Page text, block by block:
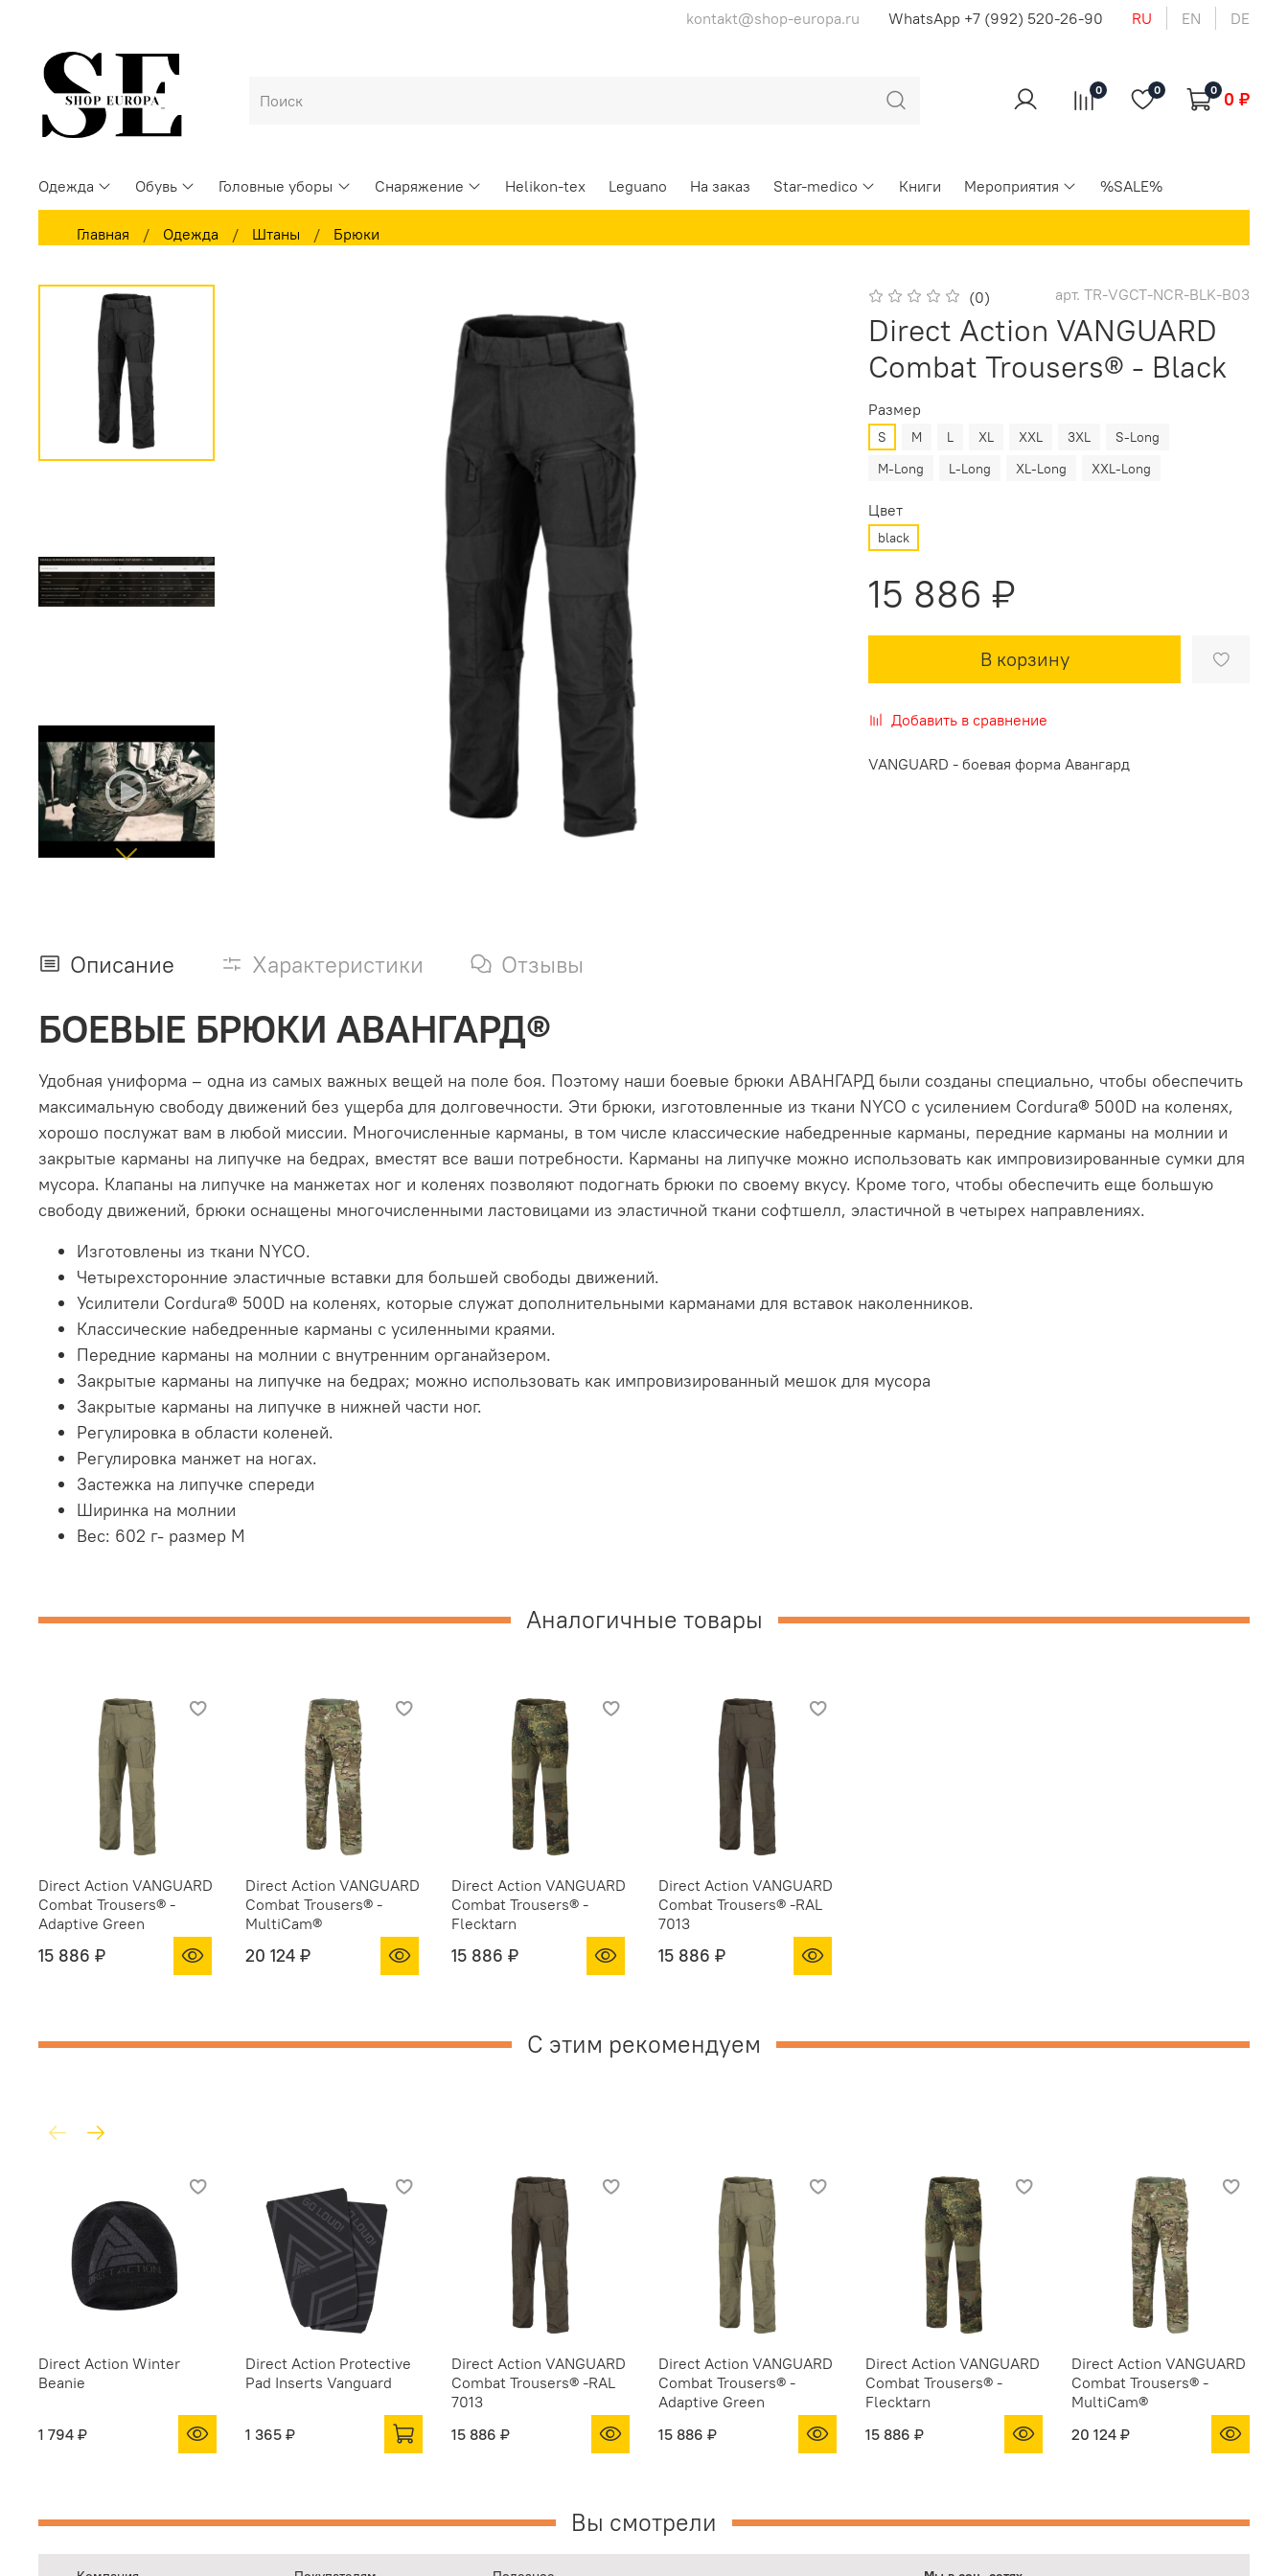
kontakt@shop-europa.ru WhatsApp +7 (992) 520-26-90 RU EN DE
0 0 0 0 ₽
Одежда Обувь Головные уборы Снаряжение Helikon-tex Leguano На заказ Star-medico Книги Мероприятия %SALE%
Главная Одежда Штаны Брюки
(0) арт. TR-VGCT-NCR-BLK-B03
Direct Action VANGUARD
Combat Trousers® - Black
Размер
S M L XL XXL 3XL
S-Long
M-Long
L-Long XL-Long XXL-Long
Цвет
black
15 886 ₽
В корзину
Добавить в сравнение
VANGUARD - боевая форма Авангард
Описание Характеристики Отзывы
БОЕВЫЕ БРЮКИ АВАНГАРД®
Удобная униформа – одна из самых важных вещей на поле боя. Поэтому наши боевые брюки АВАНГАРД были созданы специально, чтобы обеспечить
максимальную свободу движений без ущерба для долговечности. Эти брюки, изготовленные из ткани NYCO с усилением Cordura® 500D на коленях,
хорошо послужат вам в любой миссии. Многочисленные карманы, в том числе классические набедренные карманы, передние карманы на молнии и
закрытые карманы на липучке на бедрах, вместят все ваши потребности. Карманы на липучке можно использовать как импровизированные сумки для
мусора. Клапаны на липучке на манжетах ног и коленях позволяют подогнать брюки по своему вкусу. Кроме того, чтобы обеспечить еще большую
свободу движений, брюки оснащены многочисленными ластовицами из эластичной ткани софтшелл, эластичной в четырех направлениях.
Изготовлены из ткани NYCO.
Четырехсторонние эластичные вставки для большей свободы движений.
Усилители Cordura® 500D на коленях, которые служат дополнительными карманами для вставок наколенников.
Классические набедренные карманы с усиленными краями.
Передние карманы на молнии с внутренним органайзером.
Закрытые карманы на липучке на бедрах; можно использовать как импровизированный мешок для мусора
Закрытые карманы на липучке в нижней части ног.
Регулировка в области коленей.
Регулировка манжет на ногах.
Застежка на липучке спереди
Ширинка на молнии
Вес: 602 г- размер M
Аналогичные товары
Direct Action VANGUARD
Combat Trousers® -
Adaptive Green
15 886 ₽
Direct Action VANGUARD
Combat Trousers® -
MultiCam®
20 124 ₽
Direct Action VANGUARD
Combat Trousers® -
Flecktarn
15 886 ₽
Direct Action VANGUARD
Combat Trousers® -RAL
7013
15 886 ₽
С этим рекомендуем
Direct Action Winter
Beanie
1 794 ₽
Direct Action Protective
Pad Inserts Vanguard
1 365 ₽
Direct Action VANGUARD
Combat Trousers® -RAL
7013
15 886 ₽
Direct Action VANGUARD
Combat Trousers® -
Adaptive Green
15 886 ₽
Direct Action VANGUARD
Combat Trousers® -
Flecktarn
15 886 ₽
Direct Action VANGUARD
Combat Trousers® -
MultiCam®
20 124 ₽
Вы смотрели